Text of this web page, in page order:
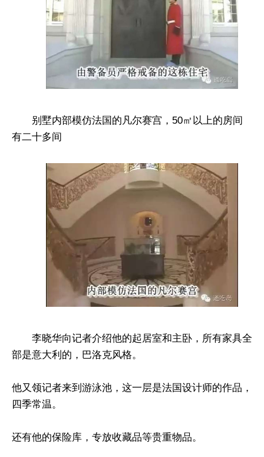
别墅内部模仿法国的凡尔赛宫，50㎡以上的房间
有二十多间
李晓华向记者介绍他的起居室和主卧，所有家具全
部是意大利的，巴洛克风格。
他又领记者来到游泳池，这一层是法国设计师的作品，
四季常温。
还有他的保险库，专放收藏品等贵重物品。